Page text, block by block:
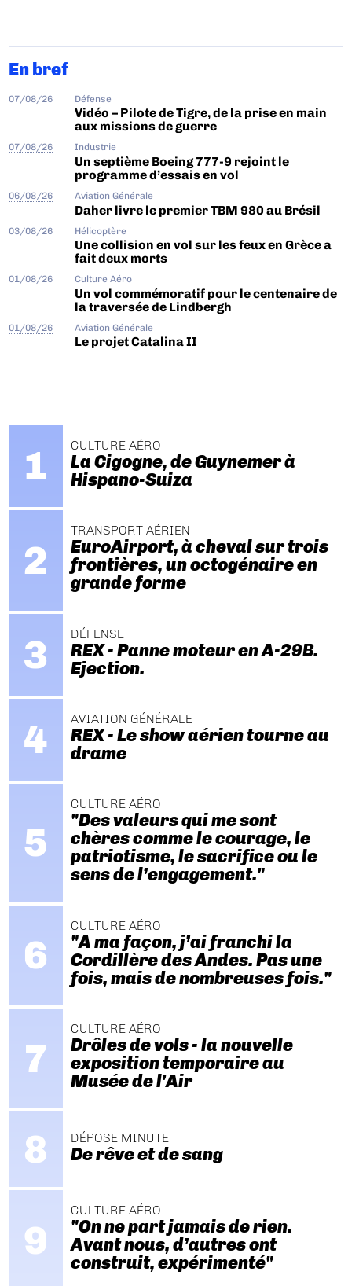
En bref
07/08/26 Défense
Vidéo – Pilote de Tigre, de la prise en main
aux missions de guerre
07/08/26 Industrie
Un septième Boeing 777-9 rejoint le
programme d’essais en vol
06/08/26 Aviation Générale
Daher livre le premier TBM 980 au Brésil
03/08/26 Hélicoptère
Une collision en vol sur les feux en Grèce a
fait deux morts
01/08/26 Culture Aéro
Un vol commémoratif pour le centenaire de
la traversée de Lindbergh
01/08/26 Aviation Générale
Le projet Catalina II
CULTURE AÉRO
La Cigogne, de Guynemer à
Hispano-Suiza
TRANSPORT AÉRIEN
EuroAirport, à cheval sur trois
frontières, un octogénaire en
grande forme
DÉFENSE
REX - Panne moteur en A-29B.
Ejection.
AVIATION GÉNÉRALE
REX - Le show aérien tourne au
drame
CULTURE AÉRO
"Des valeurs qui me sont
chères comme le courage, le
patriotisme, le sacrifice ou le
sens de l’engagement."
CULTURE AÉRO
"A ma façon, j’ai franchi la
Cordillère des Andes. Pas une
fois, mais de nombreuses fois."
CULTURE AÉRO
Drôles de vols - la nouvelle
exposition temporaire au
Musée de l'Air
DÉPOSE MINUTE
De rêve et de sang
CULTURE AÉRO
"On ne part jamais de rien.
Avant nous, d’autres ont
construit, expérimenté"